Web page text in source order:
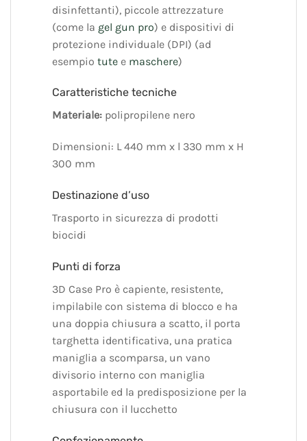
disinfettanti), piccole attrezzature
(come la gel gun pro) e dispositivi di
protezione individuale (DPI) (ad
esempio tute e maschere)
Caratteristiche tecniche
Materiale: polipropilene nero
Dimensioni: L 440 mm x l 330 mm x H
300 mm
Destinazione d’uso
Trasporto in sicurezza di prodotti
biocidi
Punti di forza
3D Case Pro è capiente, resistente,
impilabile con sistema di blocco e ha
una doppia chiusura a scatto, il porta
targhetta identificativa, una pratica
maniglia a scomparsa, un vano
divisorio interno con maniglia
asportabile ed la predisposizione per la
chiusura con il lucchetto